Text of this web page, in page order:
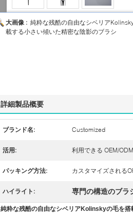
大画像 : 純粋な残酷の自由なシベリア
載する小さい傾いた精密な陰影のブラシ
詳細製品概要
ブランド名: Customized
活用: 利用できる OEM/ODM
パッキング方法: カスタマイズされる
ハイライト: 専門の構造のブラ
純粋な残酷の自由なシベリアKolinskyの毛を